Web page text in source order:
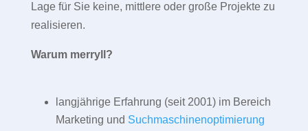
Lage für Sie keine, mittlere oder große Projekte zu
realisieren.
Warum merryll?
langjährige Erfahrung (seit 2001) im Bereich
Marketing und Suchmaschinenoptimierung